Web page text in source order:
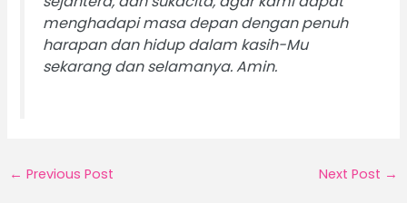
menghadapi masa depan dengan penuh
harapan dan hidup dalam kasih-Mu
sekarang dan selamanya. Amin.
← Previous Post Next Post →